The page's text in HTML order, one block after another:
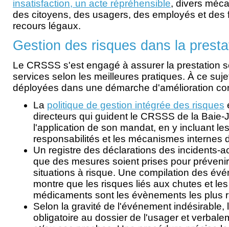
insatisfaction, un acte répréhensible, divers
des citoyens, des usagers, des employés et des
recours légaux.
Gestion des risques dans la
Le CRSSS s'est engagé à assurer la prestation
services selon les meilleures pratiques. À ce
déployées dans une démarche d'amélioration
La politique de gestion intégrée des risques
directeurs qui guident le CRSSS de la Baie-
l'application de son mandat, en y incluant
responsabilités et les mécanismes internes
Un registre des déclarations des incidents-
que des mesures soient prises pour
situations à risque. Une compilation des
montre que les risques liés aux chutes et
médicaments sont les évènements les plus
Selon la gravité de l'événement indésirable,
obligatoire au dossier de l'usager et